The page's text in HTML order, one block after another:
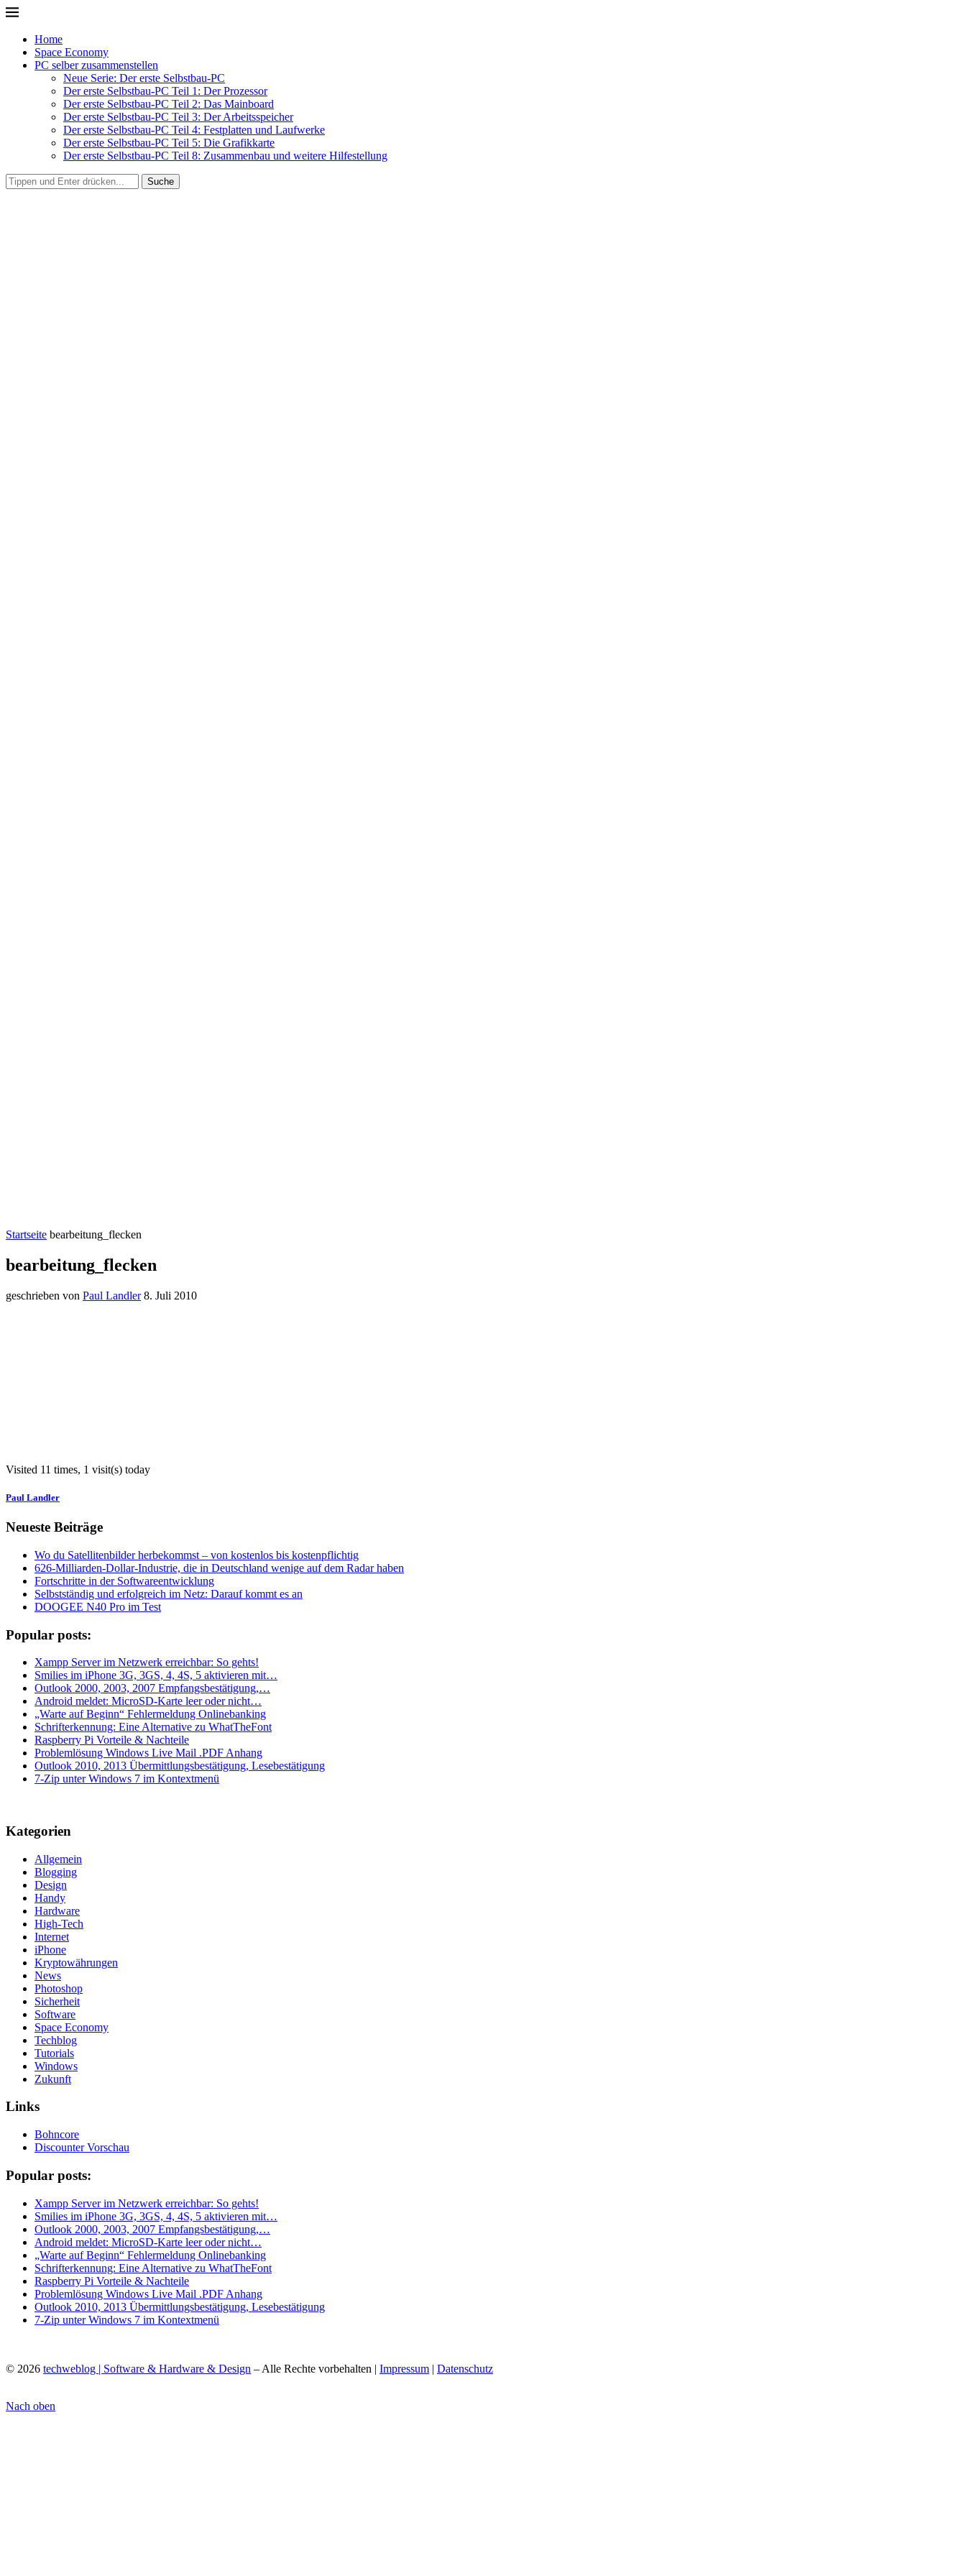
Home
Space Economy
PC selber zusammenstellen
Neue Serie: Der erste Selbstbau-PC
Der erste Selbstbau-PC Teil 1: Der Prozessor
Der erste Selbstbau-PC Teil 2: Das Mainboard
Der erste Selbstbau-PC Teil 3: Der Arbeitsspeicher
Der erste Selbstbau-PC Teil 4: Festplatten und Laufwerke
Der erste Selbstbau-PC Teil 5: Die Grafikkarte
Der erste Selbstbau-PC Teil 8: Zusammenbau und weitere Hilfestellung
Suche
Startseite bearbeitung_flecken
bearbeitung_flecken
geschrieben von Paul Landler 8. Juli 2010
Visited 11 times, 1 visit(s) today
Paul Landler
Neueste Beiträge
Wo du Satellitenbilder herbekommst – von kostenlos bis kostenpflichtig
626-Milliarden-Dollar-Industrie, die in Deutschland wenige auf dem Radar haben
Fortschritte in der Softwareentwicklung
Selbstständig und erfolgreich im Netz: Darauf kommt es an
DOOGEE N40 Pro im Test
Popular posts:
Xampp Server im Netzwerk erreichbar: So gehts!
Smilies im iPhone 3G, 3GS, 4, 4S, 5 aktivieren mit…
Outlook 2000, 2003, 2007 Empfangsbestätigung,…
Android meldet: MicroSD-Karte leer oder nicht…
„Warte auf Beginn“ Fehlermeldung Onlinebanking
Schrifterkennung: Eine Alternative zu WhatTheFont
Raspberry Pi Vorteile & Nachteile
Problemlösung Windows Live Mail .PDF Anhang
Outlook 2010, 2013 Übermittlungsbestätigung, Lesebestätigung
7-Zip unter Windows 7 im Kontextmenü
Kategorien
Allgemein
Blogging
Design
Handy
Hardware
High-Tech
Internet
iPhone
Kryptowährungen
News
Photoshop
Sicherheit
Software
Space Economy
Techblog
Tutorials
Windows
Zukunft
Links
Bohncore
Discounter Vorschau
Popular posts:
Xampp Server im Netzwerk erreichbar: So gehts!
Smilies im iPhone 3G, 3GS, 4, 4S, 5 aktivieren mit…
Outlook 2000, 2003, 2007 Empfangsbestätigung,…
Android meldet: MicroSD-Karte leer oder nicht…
„Warte auf Beginn“ Fehlermeldung Onlinebanking
Schrifterkennung: Eine Alternative zu WhatTheFont
Raspberry Pi Vorteile & Nachteile
Problemlösung Windows Live Mail .PDF Anhang
Outlook 2010, 2013 Übermittlungsbestätigung, Lesebestätigung
7-Zip unter Windows 7 im Kontextmenü
© 2026 techweblog | Software & Hardware & Design – Alle Rechte vorbehalten | Impressum | Datenschutz
Nach oben